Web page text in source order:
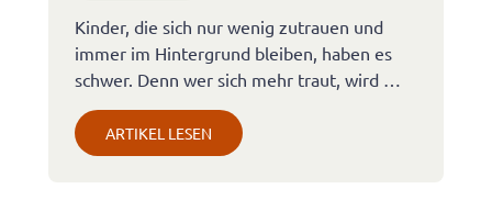
Kinder, die sich nur wenig zutrauen und
immer im Hintergrund bleiben, haben es
schwer. Denn wer sich mehr traut, wird …
ARTIKEL LESEN